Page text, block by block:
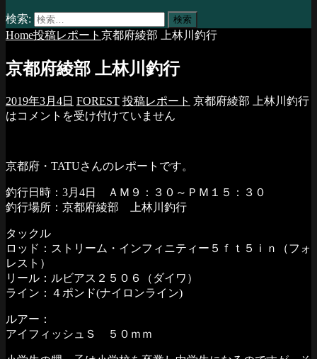
検索:
Home投稿レポート 京都府綾部 上林川釣行
京都府綾部 上林川釣行
2019年3月4日 FOREST 投稿レポート 京都府綾部 上林川釣行
はコメントを受け付けていません
京都府・TATUさんのレポートです。
釣行日時：3月4日 ＡＭ９：３０～ＰＭ１５：３０
釣行場所：京都府綾部 上林川釣行
タックル
ロッド：ストリーム・インフィニティー５ｆｔ５ｉｎ（フォ
レスト）
リール：ルビアス２５０６（ダイワ）
ライン：４ポンド(ナイロンライン)
ルアー：
アイフィッシュＳ ５０ｍｍ